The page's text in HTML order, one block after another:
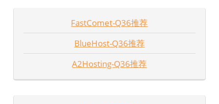
FastComet-Q36推荐
BlueHost-Q36推荐
A2Hosting-Q36推荐